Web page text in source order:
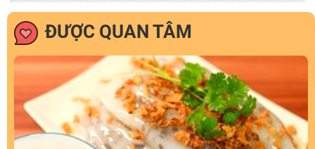
ĐƯỢC QUAN TÂM